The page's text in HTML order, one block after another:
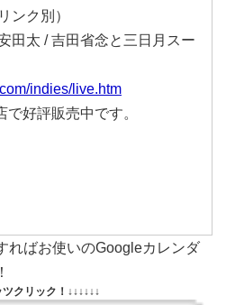
ンク別）
田太 / 吉田省念と三日月スー
indies/live.htm
好評販売中です。
ればお使いのGoogleカレンダ
ツクリック！↓↓↓↓↓↓